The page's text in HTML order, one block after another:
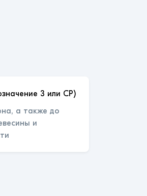
3 или СР)
а также до
и